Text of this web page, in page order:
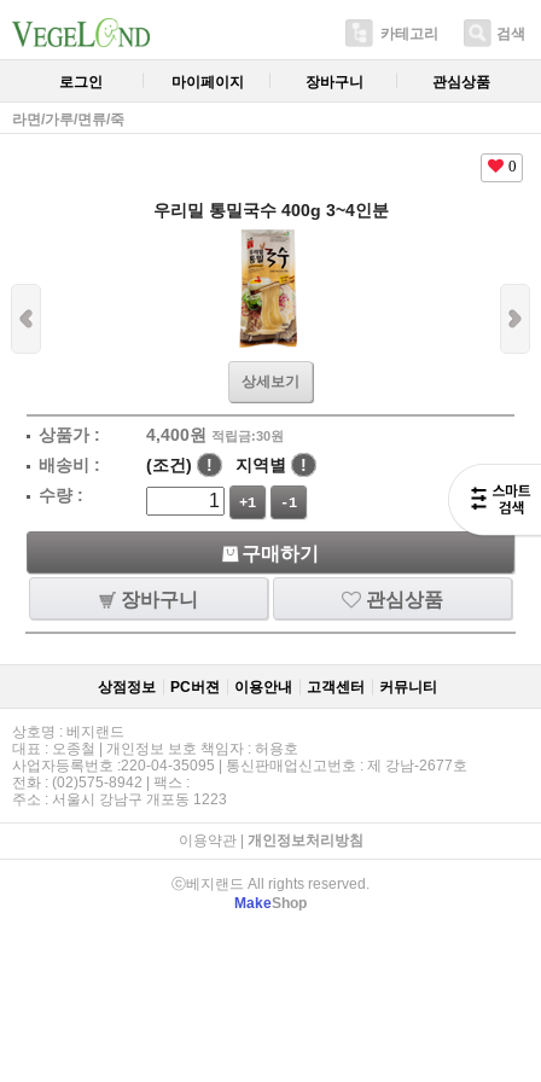
카테고리 검색
로그인 마이페이지 장바구니 관심상품
라면/가루/면류/죽
0
우리밀 통밀국수 400g 3~4인분
상세보기
상품가 : 4,400원 적립금:30원
배송비 : (조건) ! 지역별
!
수량 :
+1 -1
구매하기
장바구니 관심상품
상점정보 PC버젼 이용안내 고객센터 커뮤니티
상호명 : 베지랜드
대표 : 오종철 | 개인정보 보호 책임자 : 허용호
사업자등록번호 :220-04-35095 | 통신판매업신고번호 : 제 강남-2677호
전화 : (02)575-8942 | 팩스 :
주소 : 서울시 강남구 개포동 1223
이용약관| 개인정보처리방침
ⓒ베지랜드 All rights reserved.
MakeShop